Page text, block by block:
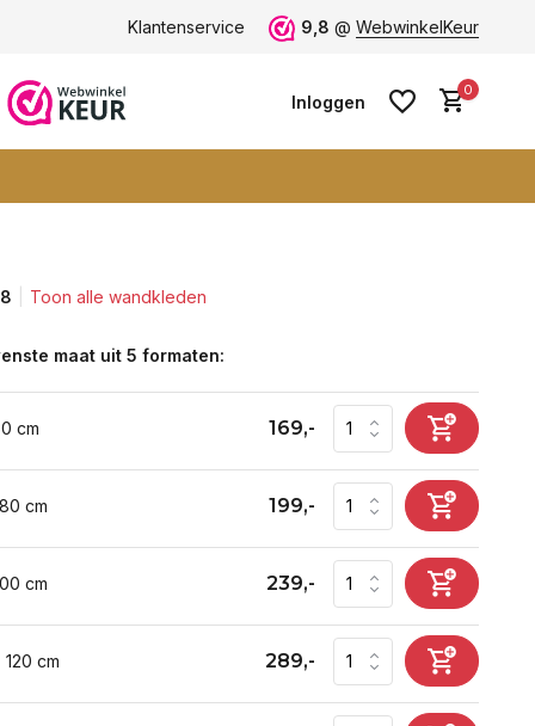
klantbeoordeling 9+ Grootste collectie -ruim 600+
Klantenservice 9,8 @ WebwinkelKeur
Inloggen
0
Toon alle wandkleden
maat uit 5 formaten:
cm 169,-
cm 199,-
cm 239,-
cm 289,-